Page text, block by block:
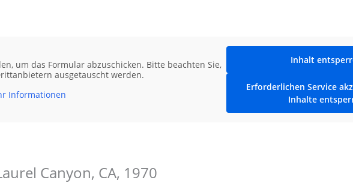
um das Formular abzuschicken. Bitte beachten Sie,
ausgetauscht werden.
Informationen
Inhalt
Erforderlichen Service
Inhalte
Canyon, CA, 1970